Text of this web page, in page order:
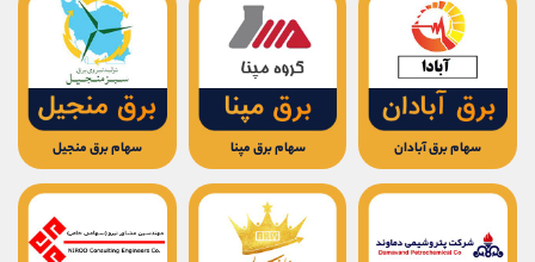
سهام برق آبادان سهام برق مپنا سهام برق منجیل